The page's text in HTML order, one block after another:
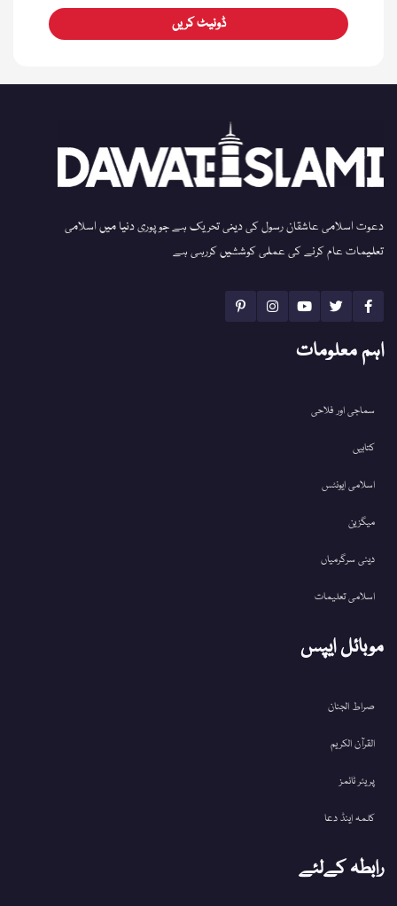
ڈونیٹ کریں
دعوت اسلامی عاشقان رسول کی دینی تحریک ہے جو پوری دنیا میں اسلامی
تعلیمات عام کرنے کی عملی کوششیں کررہی ہے
اہم معلومات
سماجی اور فلاحی
کتابیں
اسلامی ایونٹس
میگزین
دینی سرگرمیاں
اسلامی تعلیمات
موبائل ایپس
صراط الجنان
القرآن الکریم
پریئر ٹائمز
کلمہ اینڈ دعا
رابطہ کےلئے